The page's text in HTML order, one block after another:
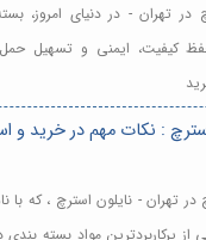
در تهران - در دنیای امروز،
کیفیت، ایمنی و تسهیل
: نکات مهم در خرید و
در تهران - نایلون استرچ ، که با
پرکاربردترین مواد بسته